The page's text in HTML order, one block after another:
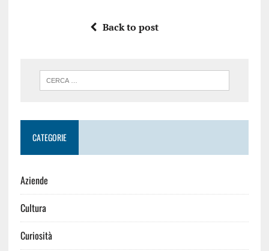
Back to post
CATEGORIE
Aziende
Cultura
Curiosità